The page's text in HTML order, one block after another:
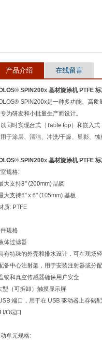
产品介绍 在线留言
SPIN200x 基材旋涂机 PTFE
SPIN200x是一种多功能、高质
为研发和小批量生产而设计。
同时实现台式（Table top）和嵌入
于涂层、清洁、冲洗/干燥、显影、
SPIN200x 基材旋涂机 PTFE
规格:
大支持8" (200mm) 晶圆
大支持6" x 6" (105mm) 基板
质: PTFE
规格
体过滤器
有特殊的外壳和排水设计，可在现场
备中心注射架，用于安装注射器或分
锁和真空传感器确保用户安全
型（可拆卸）触摸显示屏
端口，用于在 USB 驱动器上存储
I/O端口
单元规格: